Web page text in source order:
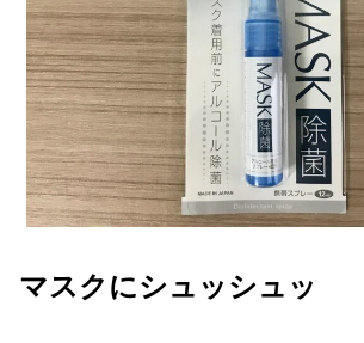
マスクにシュッシュッ